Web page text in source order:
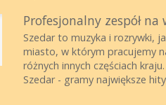
Profesjonalny zespół na
Szedar to muzyka i rozrywki,
miasto, w którym pracujemy
różnych innych częściach
Szedar - gramy największe